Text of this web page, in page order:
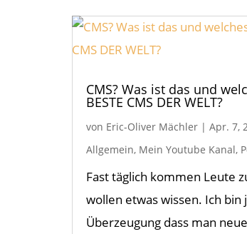
CMS? Was ist das und
BESTE CMS DER WELT?
von Eric-Oliver Mächler| Apr. 7,
Allgemein, Mein Youtube Kanal,
Fast täglich kommen Leute
wollen etwas wissen. Ich bin
Überzeugung dass man